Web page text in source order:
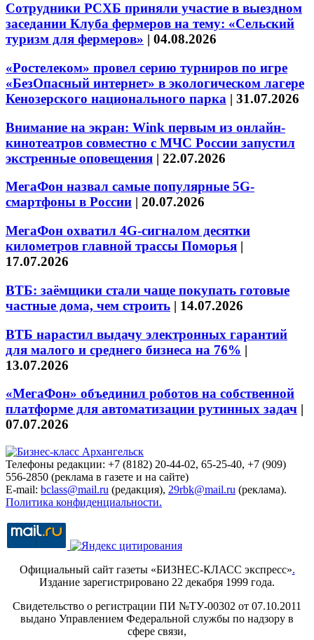
Сотрудники РСХБ приняли участие в выездном
заседании Клуба фермеров на тему: «Сельский
туризм для фермеров» | 04.08.2026
«Ростелеком» провел серию турниров по игре
«БезОпасный интернет» в экологическом лагере
Кенозерского национального парка | 31.07.2026
Внимание на экран: Wink первым из онлайн-
кинотеатров совместно с МЧС России запустил
экстренные оповещения | 22.07.2026
МегаФон назвал самые популярные 5G-
смартфоны в России | 20.07.2026
МегаФон охватил 4G-сигналом десятки
километров главной трассы Поморья |
17.07.2026
ВТБ: заёмщики стали чаще покупать готовые
частные дома, чем строить | 14.07.2026
ВТБ нарастил выдачу электронных гарантий
для малого и среднего бизнеса на 76% |
13.07.2026
«МегаФон» объединил роботов на собственной
платформе для автоматизации рутинных задач |
07.07.2026
Телефоны редакции: +7 (8182) 20-44-02, 65-25-40, +7 (909)
556-2850 (реклама в газете и на сайте)
E-mail: bclass@mail.ru (редакция), 29rbk@mail.ru (реклама).
Политика конфиденциальности.
Официальный сайт газеты «БИЗНЕС-КЛАСС экспресс».
Издание зарегистрировано 22 декабря 1999 года.
Свидетельство о регистрации ПИ №ТУ-00302 от 07.10.2011
выдано Управлением Федеральной службы по надзору в
сфере связи,